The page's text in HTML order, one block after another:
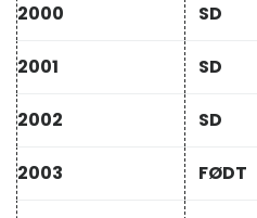
2000 SD
2001 SD
2002 SD
2003 FØDT